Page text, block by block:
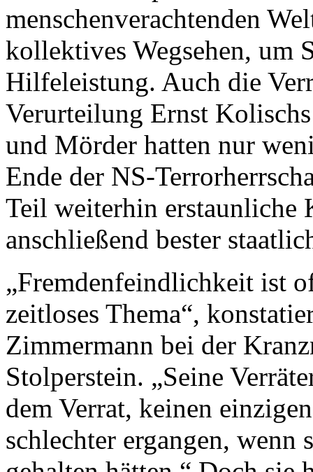
menschenverachtenden
kollektives Wegsehen, um
Hilfeleistung. Auch die
Verurteilung Ernst
und Mörder hatten nur
Ende der NS-
Teil weiterhin erstaunliche
anschließend bester
„Fremdenfeindlichkeit ist
zeitloses Thema“,
Zimmermann bei der
Stolperstein. „Seine
dem Verrat, keinen
schlechter ergangen,